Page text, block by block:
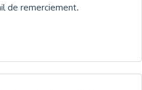
de remerciement.